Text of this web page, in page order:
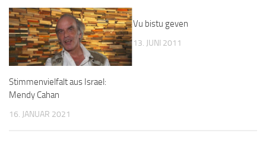
Stimmenvielfalt aus Israel:
Mendy Cahan
16. JANUAR 2021
Vu bistu geven
13. JUNI 2011